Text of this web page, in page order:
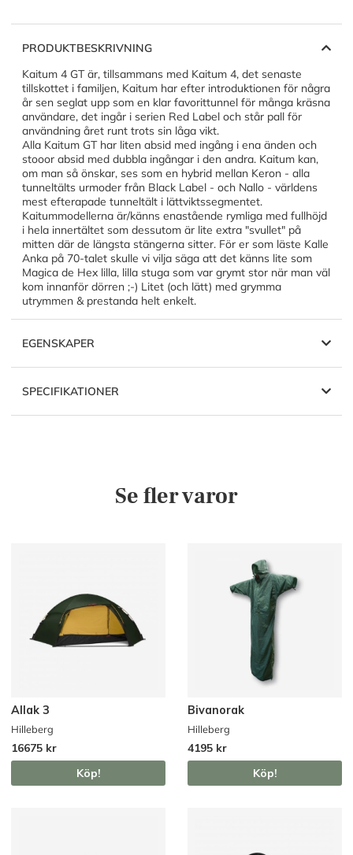
PRODUKTBESKRIVNING
Kaitum 4 GT är, tillsammans med Kaitum 4, det senaste
tillskottet i familjen, Kaitum har efter introduktionen för några
år sen seglat upp som en klar favorittunnel för många kräsna
användare, det ingår i serien Red Label och står pall för
användning året runt trots sin låga vikt.
Alla Kaitum GT har liten absid med ingång i ena änden och
stooor absid med dubbla ingångar i den andra. Kaitum kan,
om man så önskar, ses som en hybrid mellan Keron - alla
tunneltälts urmoder från Black Label - och Nallo - världens
mest efterapade tunneltält i lättviktssegmentet.
Kaitummodellerna är/känns enastående rymliga med fullhöjd
i hela innertältet som dessutom är lite extra "svullet" på
mitten där de längsta stängerna sitter. För er som läste Kalle
Anka på 70-talet skulle vi vilja säga att det känns lite som
Magica de Hex lilla, lilla stuga som var grymt stor när man väl
kom innanför dörren ;-) Litet (och lätt) med grymma
utrymmen & prestanda helt enkelt.
EGENSKAPER
SPECIFIKATIONER
Se fler varor
Allak 3
Hilleberg
16675 kr
Köp!
Bivanorak
Hilleberg
4195 kr
Köp!